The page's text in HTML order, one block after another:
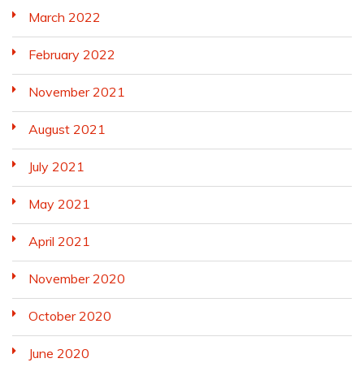
March 2022
February 2022
November 2021
August 2021
July 2021
May 2021
April 2021
November 2020
October 2020
June 2020